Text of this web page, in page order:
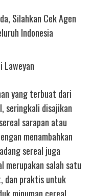
Silahkan Cek Agen
Indonesia
Laweyan
yang terbuat dari
seringkali disajikan
sarapan atau
menambahkan
sereal juga
merupakan salah satu
dan praktis untuk